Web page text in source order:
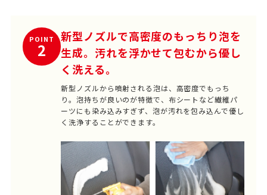
POINT
2
新型ノズルで高密度のもっちり泡を
生成。汚れを浮かせて包むから優し
く洗える。
新型ノズルから噴射される泡は、高密度でもっち
り。泡持ちが良いのが特徴で、布シートなど繊維パ
ーツにも染み込みすぎず、泡が汚れを包み込んで優し
く洗浄することができます。